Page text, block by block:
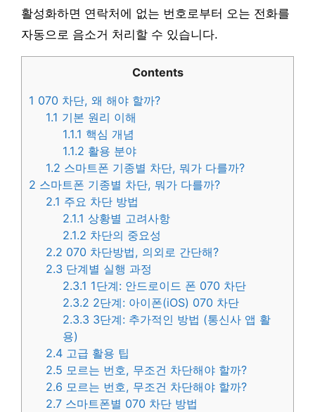
활성화하면 연락처에 없는 번호로부터 오는 전화를
자동으로 음소거 처리할 수 있습니다.
Contents
1 070 차단, 왜 해야 할까?
1.1 기본 원리 이해
1.1.1 핵심 개념
1.1.2 활용 분야
1.2 스마트폰 기종별 차단, 뭐가 다를까?
2 스마트폰 기종별 차단, 뭐가 다를까?
2.1 주요 차단 방법
2.1.1 상황별 고려사항
2.1.2 차단의 중요성
2.2 070 차단방법, 의외로 간단해?
2.3 단계별 실행 과정
2.3.1 1단계: 안드로이드 폰 070 차단
2.3.2 2단계: 아이폰(iOS) 070 차단
2.3.3 3단계: 추가적인 방법 (통신사 앱 활
용)
2.4 고급 활용 팁
2.5 모르는 번호, 무조건 차단해야 할까?
2.6 모르는 번호, 무조건 차단해야 할까?
2.7 스마트폰별 070 차단 방법